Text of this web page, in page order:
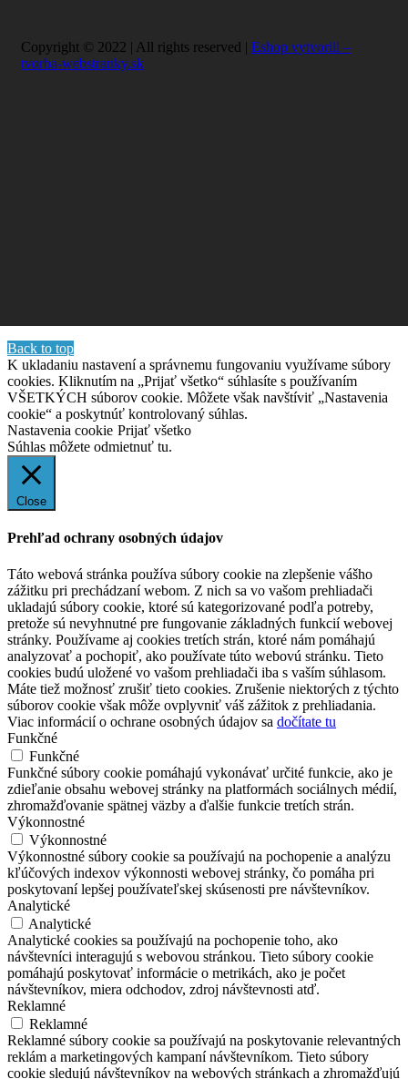
Copyright © 2022 | All rights reserved | Eshop vytvorili –
tvorba-webstranky.sk
Back to top
K ukladaniu nastavení a správnemu fungovaniu využívame súbory
cookies. Kliknutím na „Prijať všetko“ súhlasíte s používaním
VŠETKÝCH súborov cookie. Môžete však navštíviť „Nastavenia
cookie“ a poskytnúť kontrolovaný súhlas.
Nastavenia cookie Prijať všetko
Súhlas môžete odmietnuť tu.
Close
Prehľad ochrany osobných údajov
Táto webová stránka používa súbory cookie na zlepšenie vášho
zážitku pri prechádzaní webom. Z nich sa vo vašom prehliadači
ukladajú súbory cookie, ktoré sú kategorizované podľa potreby,
pretože sú nevyhnutné pre fungovanie základných funkcií webovej
stránky. Používame aj cookies tretích strán, ktoré nám pomáhajú
analyzovať a pochopiť, ako používate túto webovú stránku. Tieto
cookies budú uložené vo vašom prehliadači iba s vaším súhlasom.
Máte tiež možnosť zrušiť tieto cookies. Zrušenie niektorých z týchto
súborov cookie však môže ovplyvniť váš zážitok z prehliadania.
Viac informácií o ochrane osobných údajov sa dočítate tu
Funkčné
Funkčné
Funkčné súbory cookie pomáhajú vykonávať určité funkcie, ako je
zdieľanie obsahu webovej stránky na platformách sociálnych médií,
zhromažďovanie spätnej väzby a ďalšie funkcie tretích strán.
Výkonnostné
Výkonnostné
Výkonnostné súbory cookie sa používajú na pochopenie a analýzu
kľúčových indexov výkonnosti webovej stránky, čo pomáha pri
poskytovaní lepšej používateľskej skúsenosti pre návštevníkov.
Analytické
Analytické
Analytické cookies sa používajú na pochopenie toho, ako
návštevníci interagujú s webovou stránkou. Tieto súbory cookie
pomáhajú poskytovať informácie o metrikách, ako je počet
návštevníkov, miera odchodov, zdroj návštevnosti atď.
Reklamné
Reklamné
Reklamné súbory cookie sa používajú na poskytovanie relevantných
reklám a marketingových kampaní návštevníkom. Tieto súbory
cookie sledujú návštevníkov na webových stránkach a zhromažďujú